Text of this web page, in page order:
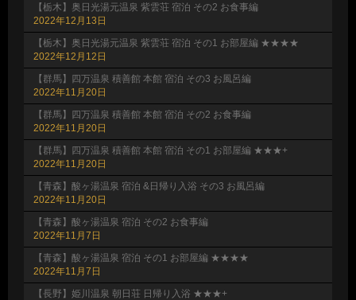
【栃木】奥日光湯元温泉 紫雲荘 宿泊 その2 お食事編
2022年12月13日
【栃木】奥日光湯元温泉 紫雲荘 宿泊 その1 お部屋編 ★★★★
2022年12月12日
【群馬】四万温泉 積善館 本館 宿泊 その3 お風呂編
2022年11月20日
【群馬】四万温泉 積善館 本館 宿泊 その2 お食事編
2022年11月20日
【群馬】四万温泉 積善館 本館 宿泊 その1 お部屋編 ★★★+
2022年11月20日
【青森】酸ヶ湯温泉 宿泊 &日帰り入浴 その3 お風呂編
2022年11月20日
【青森】酸ヶ湯温泉 宿泊 その2 お食事編
2022年11月7日
【青森】酸ヶ湯温泉 宿泊 その1 お部屋編 ★★★★
2022年11月7日
【長野】姫川温泉 朝日荘 日帰り入浴 ★★★+